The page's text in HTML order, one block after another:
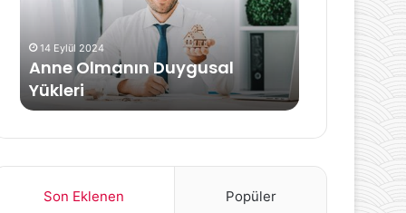
23 Aralık 2020
Zeytinyağlı Enginar
Dolmasının Tarifi
18 Nisan 2024
Crush
Belirtileri
Son Eklenen Popüler